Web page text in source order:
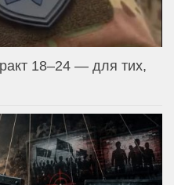
18–24 — для тих,